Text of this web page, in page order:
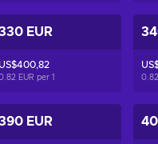
EUR
US$400,82
EUR per 1
EUR